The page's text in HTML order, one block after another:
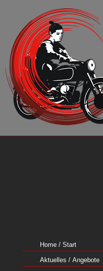
Home / Start
Aktuelles / Angebote